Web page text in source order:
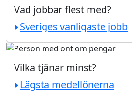
Vad jobbar flest med?
Sveriges vanligaste jobb
Vilka tjänar minst?
Lägsta medellönerna